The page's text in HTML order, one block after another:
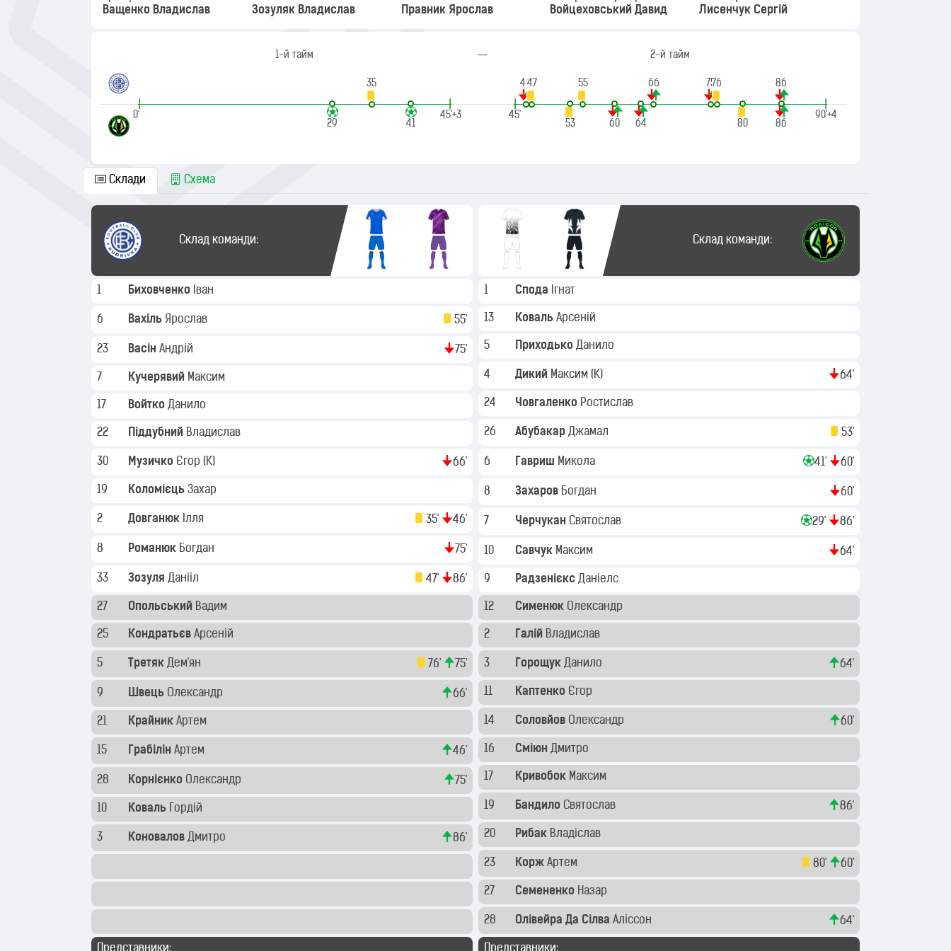
Ващенко Владислав
Зозуляк Владислав
Правник Ярослав
Войцеховський Давид
Лисенчук Сергій
1-й тайм
35
|
0'
29
41
|
45'+3
— 2-й тайм
4647 55 66 7576 86
|
45'
53
60 64 80 86
|
90'+4
Склади Схема
Склад команди:
1 Биховченко Іван
6 Вахіль Ярослав 55'
23 Васін Андрій 75'
7 Кучерявий Максим
17 Войтко Данило
22 Піддубний Владислав
30 Музичко Єгор (K) 66'
19 Коломієць Захар
2 Довганюк Ілля 35' 46'
8 Романюк Богдан 75'
33 Зозуля Данііл 47' 86'
27 Опольський Вадим
25 Кондратьєв Арсеній
5 Третяк Дем'ян 76' 75'
9 Швець Олександр 66'
21 Крайник Артем
15 Грабілін Артем 46'
28 Корнієнко Олександр 75'
10 Коваль Гордій
3 Коновалов Дмитро 86'
Склад команди:
1 Спода Ігнат
13 Коваль Арсеній
5 Приходько Данило
4 Дикий Максим (K) 64'
24 Човгаленко Ростислав
26 Абубакар Джамал 53'
6 Гавриш Микола 41' 60'
8 Захаров Богдан 60'
7 Черчукан Святослав 29' 86'
10 Савчук Максим 64'
9 Радзенієкс Даніелс
12 Сименюк Олександр
2 Галій Владислав
3 Горощук Данило 64'
11 Каптенко Єгор
14 Соловйов Олександр 60'
16 Сміюн Дмитро
17 Кривобок Максим
19 Бандило Святослав 86'
20 Рибак Владіслав
23 Корж Артем 80' 60'
27 Семененко Назар
28 Олівейра Да Сілва Аліссон 64'